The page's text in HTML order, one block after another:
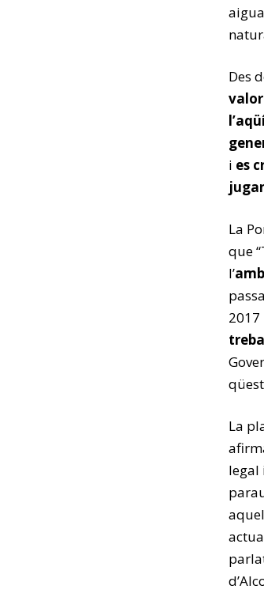
Des
i es
La
que
l’
La
legal